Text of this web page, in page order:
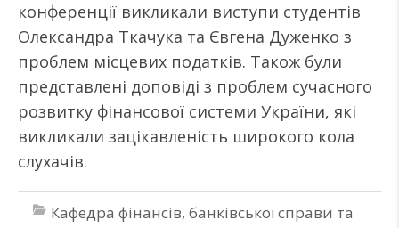
конференції викликали виступи студентів
Олександра Ткачука та Євгена Дуженко з
проблем місцевих податків. Також були
представлені доповіді з проблем сучасного
розвитку фінансової системи України, які
викликали зацікавленість широкого кола
слухачів.
Кафедра фінансів, банківської справи та